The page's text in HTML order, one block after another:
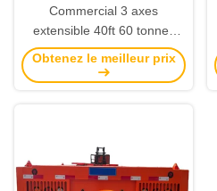
Commercial 3 axes
extensible 40ft 60 tonnes
plat semi-remorque, plate-
forme semi-remorque pour
Obtenez le meilleur prix